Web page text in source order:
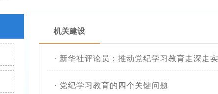
机关建设
· 新华社评论员：推动党纪学习教育走深走实
· 党纪学习教育的四个关键问题